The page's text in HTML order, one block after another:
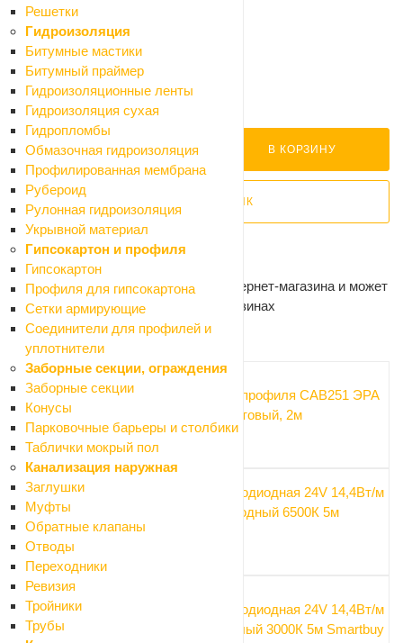
Решетки
Гидроизоляция
Битумные мастики
Битумный праймер
Гидроизоляционные ленты
Гидроизоляция сухая
Гидропломбы
Обмазочная гидроизоляция
Профилированная мембрана
Рубероид
Рулонная гидроизоляция
Укрывной материал
Гипсокартон и профиля
Гипсокартон
Профиля для гипсокартона
Сетки армирующие
Соединители для профилей и
уплотнители
Заборные секции, ограждения
Заборные секции
Конусы
Парковочные барьеры и столбики
Таблички мокрый пол
Канализация наружная
Заглушки
Муфты
Обратные клапаны
Отводы
Переходники
Ревизия
Тройники
Трубы
1 035 ₽
1 150 ₽
-10%
Экономия 115 ₽
Много
Нашли дешевле?
В КОРЗИНУ
КУПИТЬ В 1 КЛИК
Самовывоз сегодня - бесплатно
Доставка завтра - от 300 ₽
Цена действительна только для интернет-магазина и может
отличаться от цен в розничных магазинах
Рекомендуем
Экран для профиля САВ251 ЭРА
2206-2A матовый, 2м
81 ₽
Лента светодиодная 24V 14,4Вт/м
белый холодный 6500К 5м
Лента светодиодная 24V 14,4Вт/м
белый теплый 3000К 5м Smartbuy